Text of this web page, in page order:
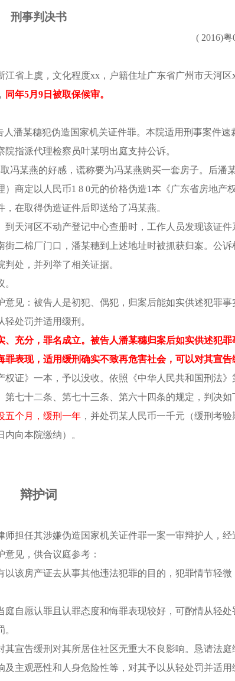
刑事判决书
( 2016)
江省上虞，文化程度xx，户籍住址广东省广州市天河
同年5月9日被取保候审。
人潘某穗犯伪造国家机关证件罪。本院适用刑事案件速
指派代理检察员叶某明出庭支持公诉。
冯某燕的好感，谎称要为冯某燕购买一套房子。后潘
商定以人民币1 8 0元的价格伪造1本《广东省房地产
，在取得伪造证件后即送给了冯某燕。
天河区不动产登记中心查册时，工作人员发现该证件
二棉厂门口，潘某穗到上述地址时被抓获归案。公诉
处，并列举了相关证据。
见：被告人是初犯、偶犯，归案后能如实供述犯罪事
处罚并适用缓刑。
充分，罪名成立。被告人潘某穗归案后如实供述犯罪
表现，适用缓刑确实不致再危害社会，可以对其宣
权证》一本，予以没收。依照《中华人民共和国刑法》
七十二条、第七十三条、第六十四条的规定，判决如
五个月，缓刑一年 ，并处罚某人民币一千元（缓刑考
向本院缴纳）。
辩护词
担任其涉嫌伪造国家机关证件罪一案一审辩护人，经
见，供合议庭参考：
该房产证去从事其他违法犯罪的目的，犯罪情节轻微
自愿认罪且认罪态度和悔罪表现较好，可酌情从轻处
宣告缓刑对其所居住社区无重大不良影响。恳请法庭
主观恶性和人身危险性等，对其予以从轻处罚并适用